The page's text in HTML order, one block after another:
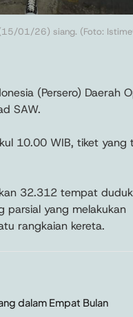
(15/01/26) siang. (Foto:
(Persero) Daerah
SAW.
10.00 WIB, tiket yang
32.312 tempat
parsial yang melakukan
rangkaian kereta.
dalam Empat Bulan